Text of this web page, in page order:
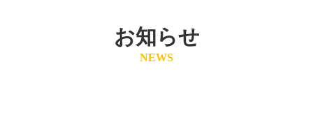
お知らせ
NEWS